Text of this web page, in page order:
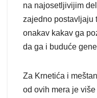
na najosetljivijim
zajedno postavljaju
onakav kakav ga
da ga i buduće
Za Krnetića i
od ovih mera je